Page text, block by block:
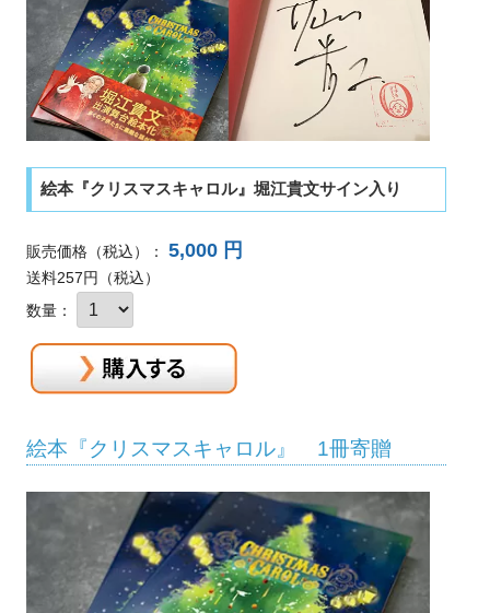
絵本『クリスマスキャロル』堀江貴文サイン入り
販売価格 （税込） ： 5,000 円
送料257円（税込）
数量：
絵本『クリスマスキャロル』 1冊寄贈